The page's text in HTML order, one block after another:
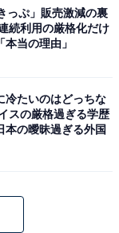
っぷ」販売激減の裏
続利用の厳格化だけ
本当の理由」
冷たいのはどっちな
スの厳格過ぎる学歴
本の曖昧過ぎる外国